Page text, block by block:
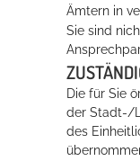
mehr dazu...
Ämtern in
Sie sind
Die für Sie
der Stadt-/
des